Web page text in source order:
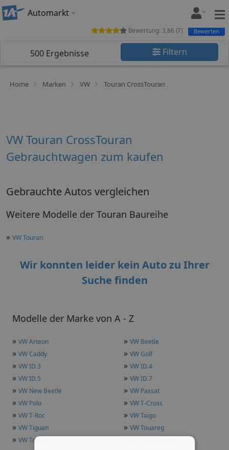
Automarkt
500 Ergebnisse Filtern
Home Marken VW Touran CrossTouran
Modelle der Marke von A - Z
» VW Arteon » VW Beetle
» VW Caddy » VW Golf
» VW ID.3 » VW ID.4
» VW ID.5 » VW ID.7
» VW New Beetle » VW Passat
» VW Polo » VW T-Cross
» VW T-Roc » VW Taigo
» VW Tiguan » VW Touareg
» VW Touran »
Bewertung: 3,86 (7) Bewerten
VW Touran CrossTouran
Gebrauchtwagen zum kaufen
Gebrauchte Autos vergleichen
Weitere Modelle der Touran Baureihe
» VW Touran
Wir konnten leider kein Auto zu Ihrer
Suche finden